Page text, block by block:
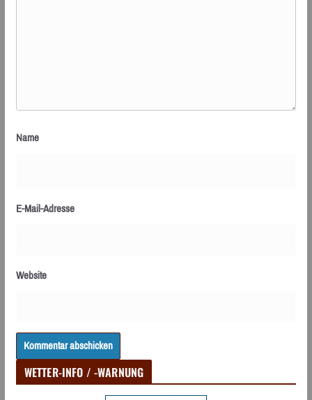
Name
E-Mail-Adresse
Website
WETTER-INFO / -WARNUNG